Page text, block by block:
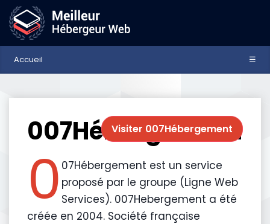
Accueil ☰
007Hébergement
0 07Hébergement est un service
proposé par le groupe (Ligne Web
Services). 007Hebergement a été
créée en 2004. Société française
Visiter 007Hébergement